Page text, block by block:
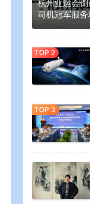
杭州亚运会
司机冠军服